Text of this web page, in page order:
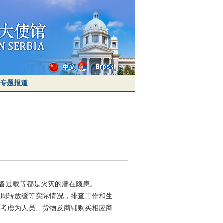
专题报道
载等都是火灾的潜在隐患。
放缓等实际情况，排查工作和生
虑为人员、货物及商铺购买相应商